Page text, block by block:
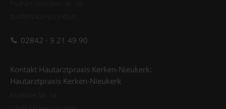
02842 - 9 21 49 90
Kontakt Hautarztpraxis Kerken-Nieukerk:
Hautarztpraxis Kerken-Nieukerk